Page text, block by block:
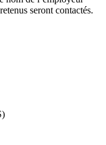
seront contactés.